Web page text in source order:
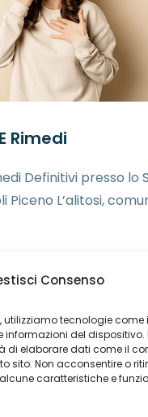
Consenso
utilizziamo tecnologie come
del dispositivo.
di elaborare dati come il
sito. Non acconsentire o
caratteristiche e
Rimedi
Definitivi presso lo
Piceno L’alitosi,